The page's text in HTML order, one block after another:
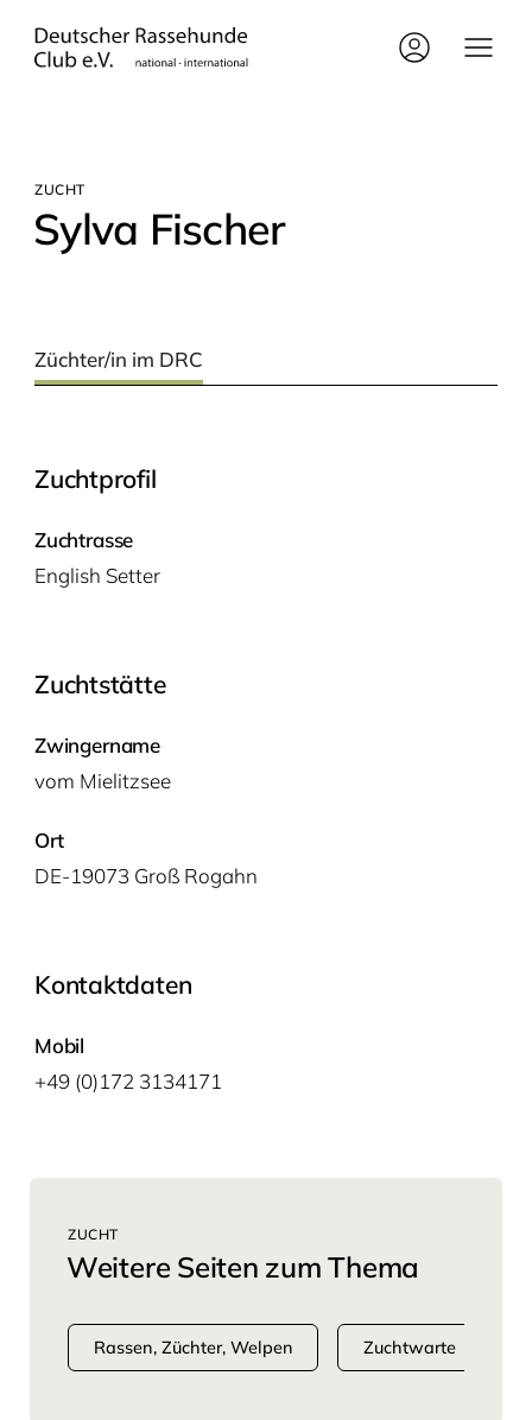
ZUCHT
Syl­va Fischer
Züchter/in im DRC
Zuchtprofil
Zuchtrasse
Eng­lish Setter
Zuchtstätte
Zwingername
vom Mie­litz­see
Ort
DE-19073 Groß Rogahn
Kontaktdaten
Mobil
+49 (0)172 3134171
ZUCHT
Weitere Seiten zum Thema
Rassen, Züchter, Welpen Zuchtwarte